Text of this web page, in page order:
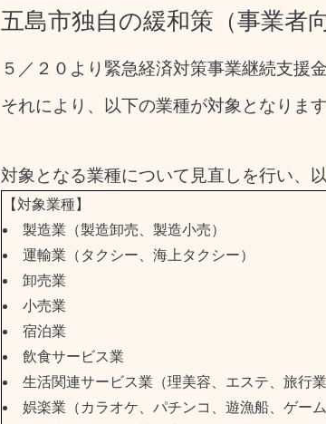
五島市独自の緩和策（事業者
５／２０より緊急経済対策事業継続支援
それにより、以下の業種が対象となります
対象となる業種について見直しを行い、
【対象業種】
製造業（製造卸売、製造小売）
運輸業（タクシー、海上タクシー）
卸売業
小売業
宿泊業
飲食サービス業
生活関連サービス業（理美容、エステ、旅行
娯楽業（カラオケ、パチンコ、遊漁船、ゲーム